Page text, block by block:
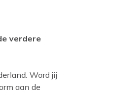
verdere
Word jij
aan de